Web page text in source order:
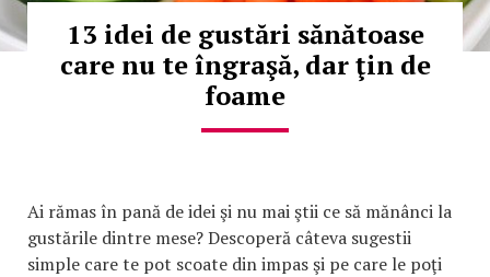
13 idei de gustări sănătoase
care nu te îngraşă, dar ţin de
foame
Ai rămas în pană de idei şi nu mai ştii ce să mănânci la
gustările dintre mese? Descoperă câteva sugestii
simple care te pot scoate din impas şi pe care le poţi